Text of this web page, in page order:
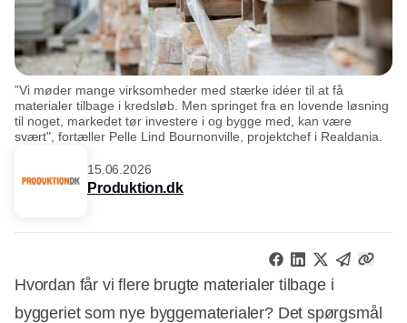
”Vi møder mange virksomheder med stærke idéer til at få
materialer tilbage i kredsløb. Men springet fra en lovende løsning
til noget, markedet tør investere i og bygge med, kan være
svært", fortæller Pelle Lind Bournonville, projektchef i Realdania.
15.06.2026
Produktion.dk
Hvordan får vi flere brugte materialer tilbage i
byggeriet som nye byggematerialer? Det spørgsmål